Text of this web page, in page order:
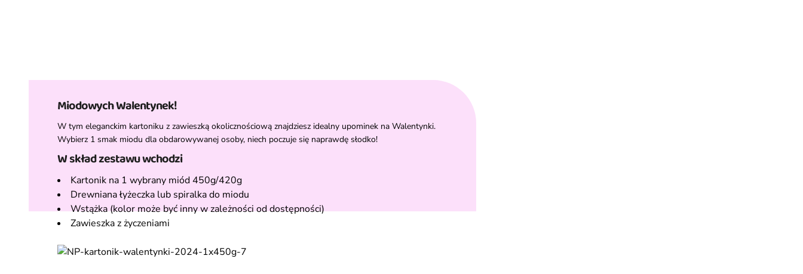
Miodowych Walentynek!
W tym eleganckim kartoniku z zawieszką okolicznościową znajdziesz idealny upominek na Walentynki.
Wybierz 1 smak miodu dla obdarowywanej osoby, niech poczuje się naprawdę słodko!
W skład zestawu wchodzi
Kartonik na 1 wybrany miód 450g/420g
Drewniana łyżeczka lub spiralka do miodu
Wstążka (kolor może być inny w zależności od dostępności)
Zawieszka z życzeniami